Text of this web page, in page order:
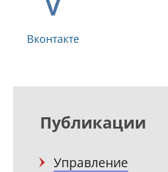
Вконтакте
Публикации
Управление